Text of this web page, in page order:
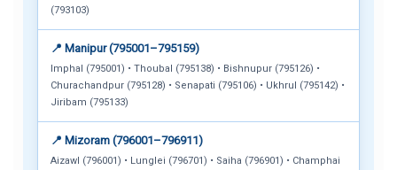
(793103)
📍 Manipur (795001–795159)
Imphal (795001) • Thoubal (795138) • Bishnupur (795126) •
Churachandpur (795128) • Senapati (795106) • Ukhrul (795142) •
Jiribam (795133)
📍 Mizoram (796001–796911)
Aizawl (796001) • Lunglei (796701) • Saiha (796901) • Champhai